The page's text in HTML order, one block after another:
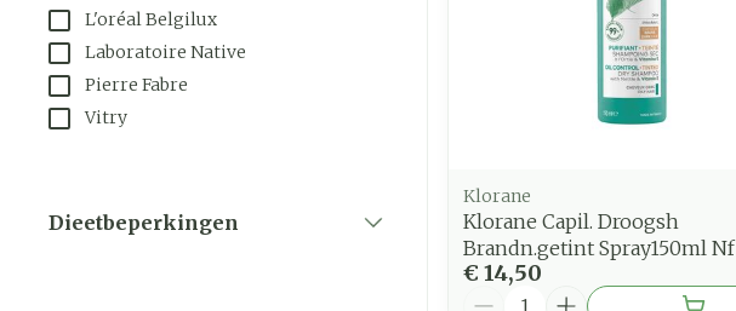
L'oréal Belgilux
Laboratoire Native
Pierre Fabre
Vitry
Dieetbeperkingen
Klorane
Klorane Capil. Droogsh
Brandn.getint Spray150ml Nf
€ 14,50
Aantal